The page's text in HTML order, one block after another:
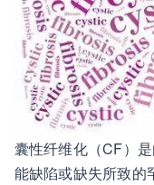
囊性纤维化（CF）
能缺陷或缺失所致的